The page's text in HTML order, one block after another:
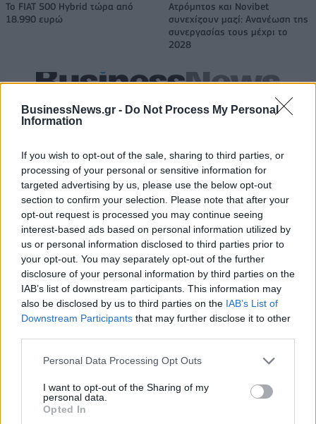
BusinessNews.gr - Do Not Process My Personal
Information
If you wish to opt-out of the sale, sharing to third parties, or
processing of your personal or sensitive information for
targeted advertising by us, please use the below opt-out
section to confirm your selection. Please note that after your
opt-out request is processed you may continue seeing
interest-based ads based on personal information utilized by
us or personal information disclosed to third parties prior to
your opt-out. You may separately opt-out of the further
disclosure of your personal information by third parties on the
IAB’s list of downstream participants. This information may
also be disclosed by us to third parties on the IAB’s List of
Downstream Participants that may further disclose it to other
Personal Data Processing Opt Outs
I want to opt-out of the Sharing of my
personal data.
Opted In
Το FIAT 500 Hybrid τώρα από
18.990 ευρώ
Ατρόμητος και Novibet
συνεχίζουν μαζί: Ανανέωση της
συνεργασίας τους μέχρι το
2028
18η συνεχόμενη χρονιά για τον ΟΤΕ στη διεθνή σειρά δεικτών
FTSE4Good
Alpha Bank: Για πρώτη φορά το Αρχαίο Θέατρο Επιδαύρου άνοιξε τις
πύλες του σε όλους
ΠΕΡΙΣΣΌΤΕΡΑ ΣΕ ΑΥΤΉ ΤΗΝ ΚΑΤΗΓΟΡΊΑ
Σύνοδος κορυφής ΕΕ-
Λατινικής Αμερικής: Τα
ΗΠΑ: Η συνάντηση Τραμπ -